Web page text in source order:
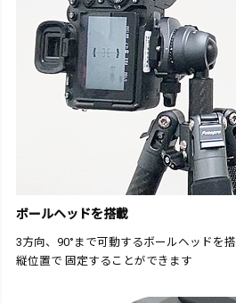
ボールヘッドを搭載
3方向、90°まで可動するボールヘッドを
縦位置で 固定することができます